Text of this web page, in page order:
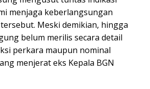
menjaga keberlangsungan
Meski demikian, hingga
belum merilis secara detail
perkara maupun nominal
menjerat eks Kepala BGN